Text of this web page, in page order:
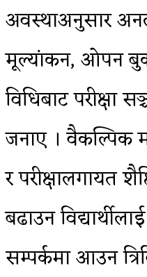
अवस्थाअनुसार
मूल्यांकन, ओपन
विधिबाट परीक्षा
जनाए । वैकल्पिक
र परीक्षालगायत
बढाउन
सम्पर्कमा आउन